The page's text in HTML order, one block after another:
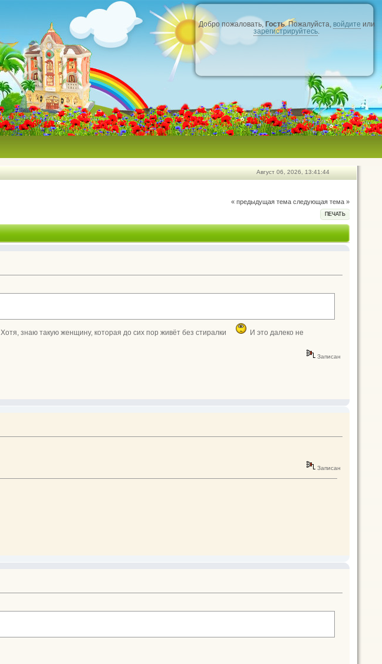
Добро пожаловать,Гость. Пожалуйста, войдите или
зарегистрируйтесь.
Август 06, 2026, 13:41:44
« предыдущая тема следующая тема »
ПЕЧАТЬ
Хотя, знаю такую женщину, которая до сих пор живёт без стиралки
И это далеко не
Записан
Записан